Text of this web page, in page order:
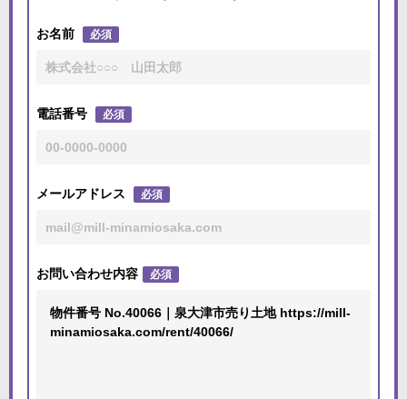
お名前 必須
電話番号 必須
メールアドレス 必須
お問い合わせ内容 必須